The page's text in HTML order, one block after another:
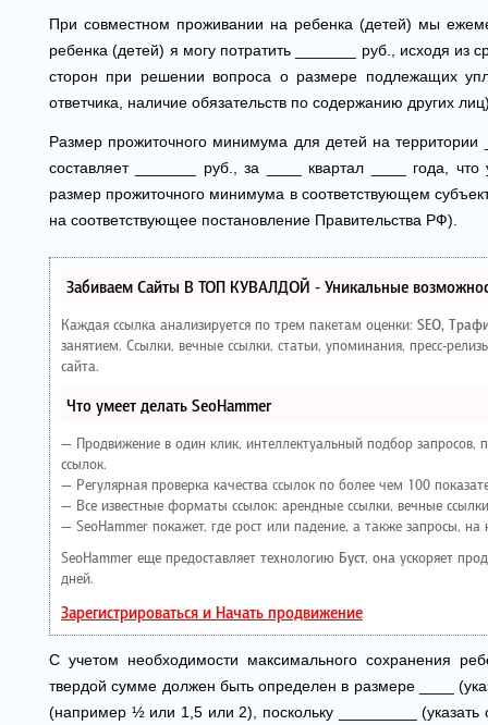
При совместном проживании на ребенка (детей) мы
ребенка (детей) я могу потратить _______ руб., исходя
сторон при решении вопроса о размере подлежащих
ответчика, наличие обязательств по содержанию других
Размер прожиточного минимума для детей на территории
составляет _______ руб., за ____ квартал ____ года,
размер прожиточного минимума в соответствующем
на соответствующее постановление Правительства РФ).
Забиваем Сайты В ТОП КУВАЛДОЙ - Уникальные
Каждая ссылка анализируется по трем пакетам оценки: SEO,
занятием. Ссылки, вечные ссылки, статьи, упоминания, пресс-
сайта.
Что умеет делать SeoHammer
— Продвижение в один клик, интеллектуальный подбор
ссылок.
— Регулярная проверка качества ссылок по более чем 100
— Все известные форматы ссылок: арендные ссылки, вечные
— SeoHammer покажет, где рост или падение, а также запросы,
SeoHammer еще предоставляет технологию Буст, она ускоряет
дней.
Зарегистрироваться и Начать продвижение
С учетом необходимости максимального сохранения
твердой сумме должен быть определен в размере ____
(например ½ или 1,5 или 2), поскольку _________